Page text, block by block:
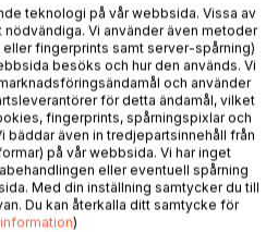
har han sysslat med
en etablerad författare. Han
och då och då organiserar han
på andra håll.
i Koblenz, Tyskland möter
Samira, som bor i Köpenhamn.
av varma känslor, vilket är
eftersom de har familj och
sina känslor, skriver ofta till
teknologi på vår webbsida. Vissa av
Vi använder även metoder
fingerprints samt server-spårning)
besöks och hur den används. Vi
och använder
för detta ändamål, vilket
fingerprints, spårningspixlar och
bäddar även in tredjepartsinnehåll från
på vår webbsida. Vi har inget
eller eventuell spårning
Med din inställning samtycker du till
Du kan återkalla ditt samtycke för
)